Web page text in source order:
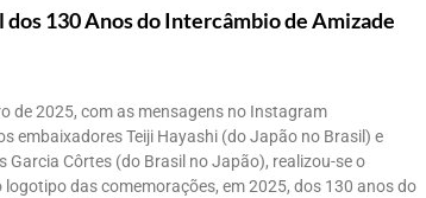
130 Anos do Intercâmbio de Amizade
de 2025, com as mensagens no Instagram
embaixadores Teiji Hayashi (do Japão no Brasil) e
Garcia Côrtes (do Brasil no Japão), realizou-se o
logotipo das comemorações, em 2025, dos 130 anos do